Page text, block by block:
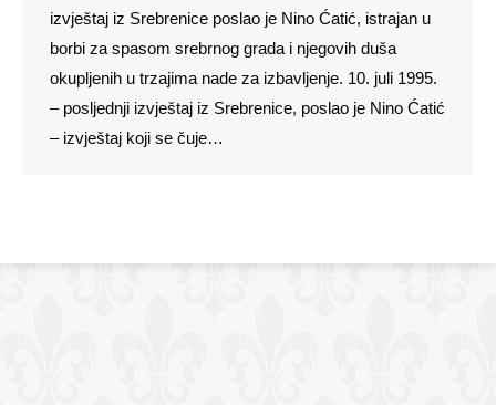
izvještaj iz Srebrenice poslao je Nino Ćatić, istrajan u
borbi za spasom srebrnog grada i njegovih duša
okupljenih u trzajima nade za izbavljenje. 10. juli 1995.
– posljednji izvještaj iz Srebrenice, poslao je Nino Ćatić
– izvještaj koji se čuje…